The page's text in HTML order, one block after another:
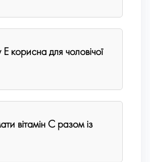
E корисна для чоловічої
вітамін C разом із